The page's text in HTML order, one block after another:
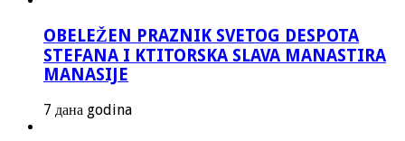
OBELEŽEN PRAZNIK SVETOG DESPOTA
STEFANA I KTITORSKA SLAVA MANASTIRA
MANASIJE
7 дана godina